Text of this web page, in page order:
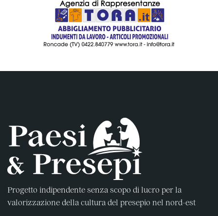
Progetto indipendente senza scopo di lucro per la
valorizzazione della cultura del presepio nel nord-est